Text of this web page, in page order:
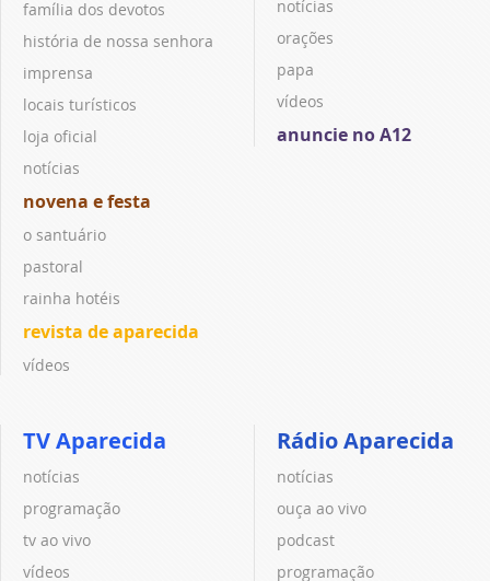
família dos devotos
história de nossa senhora
imprensa
locais turísticos
loja oficial
notícias
novena e festa
o santuário
pastoral
rainha hotéis
revista de aparecida
vídeos
notícias
orações
papa
vídeos
anuncie no A12
TV Aparecida
notícias
programação
tv ao vivo
vídeos
Rádio Aparecida
notícias
ouça ao vivo
podcast
programação